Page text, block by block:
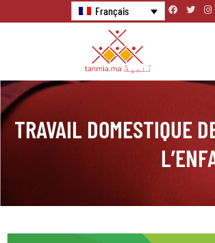
Français
TRAVAIL DOMESTIQUE